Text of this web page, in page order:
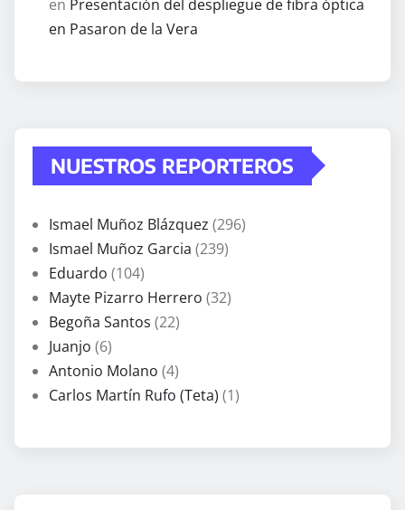
en Presentación del despliegue de fibra óptica
en Pasaron de la Vera
NUESTROS REPORTEROS
Ismael Muñoz Blázquez (296)
Ismael Muñoz Garcia (239)
Eduardo (104)
Mayte Pizarro Herrero (32)
Begoña Santos (22)
Juanjo (6)
Antonio Molano (4)
Carlos Martín Rufo (Teta) (1)